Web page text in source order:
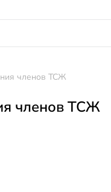
членов ТСЖ
членов ТСЖ